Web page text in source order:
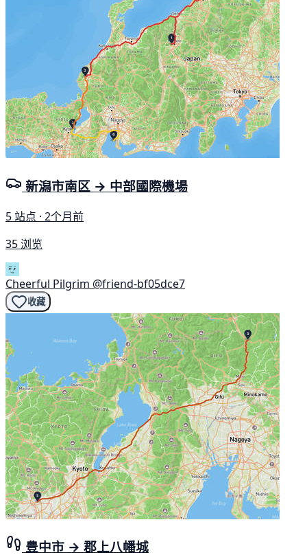
新潟市南区 → 中部國際機場
5 站点 · 2个月前
35 浏览
Cheerful Pilgrim @friend-bf05dce7
收藏
豊中市 → 郡上八幡城